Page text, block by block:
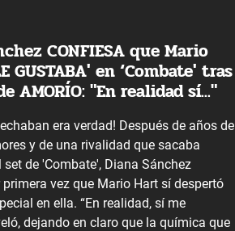
CONFIESA que Mario
GUSTABA' en ‘Combate' tras
AMORÍO: "En realidad sí..."
era verdad! Después de años de
y de una rivalidad que sacaba
set de 'Combate', Diana Sánchez
vez que Mario Hart sí despertó
en ella. “En realidad, sí me
dejando en claro que la química que